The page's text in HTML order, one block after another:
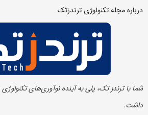
درباره مجله تکنولوژی ترندزتک
شما با ترندز تک، پلی به آینده‌ نوآوری‌های
داشت.